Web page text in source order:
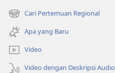
di
window
baru)
Cari Pertemuan Regional
(terbuka
di
window
baru)
Apa yang Baru
Video
Video dengan Deskripsi Audio